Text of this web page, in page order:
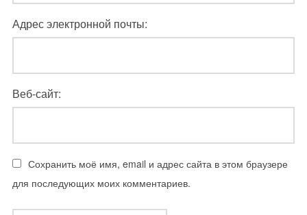
Адрес электронной почты:
Веб-сайт:
Сохранить моё имя, email и адрес сайта в этом браузере
для последующих моих комментариев.